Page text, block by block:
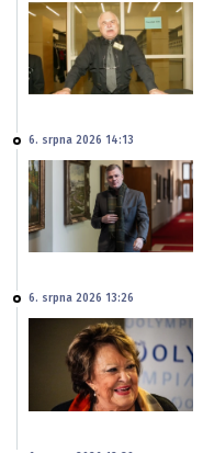
6. srpna 2026 14:13
6. srpna 2026 13:26